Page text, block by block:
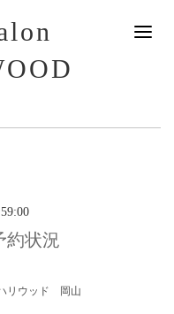
約状況
リウッド 岡山